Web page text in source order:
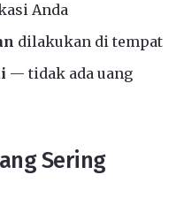
Anda
dilakukan di tempat
— tidak ada uang
Sering